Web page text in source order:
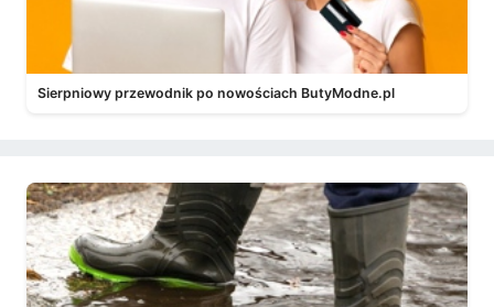
Sierpniowy przewodnik po nowościach ButyModne.pl